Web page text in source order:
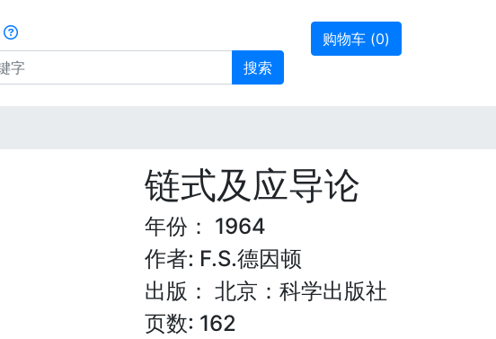
搜索
购物车 (0)
链式及应导论
年份： 1964
作者: F.S.德因顿
出版： 北京：科学出版社
页数: 162